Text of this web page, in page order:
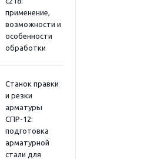
применение,
возможности и
особенности
обработки
Станок правки
и резки
арматуры
СПР-12:
подготовка
арматурной
стали для